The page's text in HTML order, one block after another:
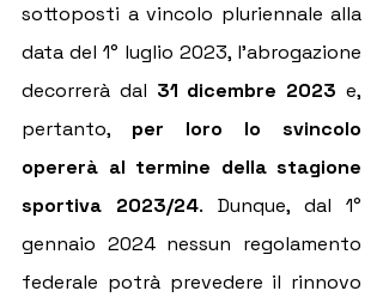
sottoposti a vincolo pluriennale alla
data del 1° luglio 2023, l'abrogazione
decorrerà dal 31 dicembre 2023 e,
pertanto, per loro lo svincolo
opererà al termine della stagione
sportiva 2023/24. Dunque, dal 1°
gennaio 2024 nessun regolamento
federale potrà prevedere il rinnovo